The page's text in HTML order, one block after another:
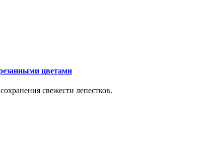
цветами
свежести лепестков.